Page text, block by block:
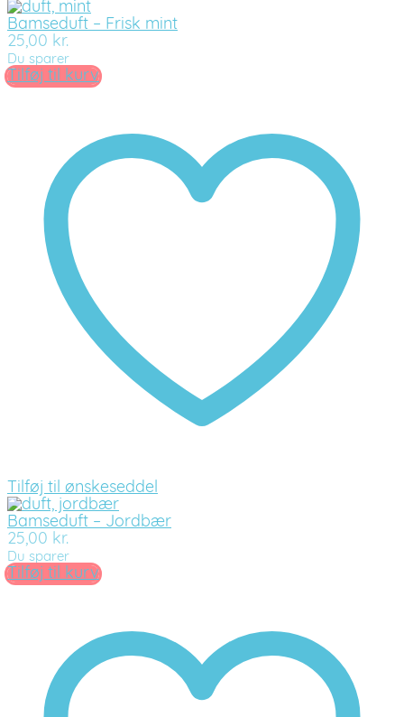
Bamseduft – Frisk mint
25,00 kr.
Du sparer
Tilføj til kurv
Tilføj til ønskeseddel
Bamseduft – Jordbær
25,00 kr.
Du sparer
Tilføj til kurv